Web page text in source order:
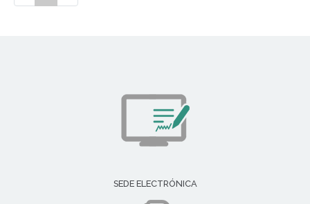
SEDE ELECTRÓNICA